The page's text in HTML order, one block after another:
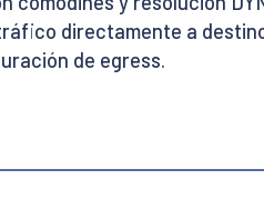
directamente a
de egress.